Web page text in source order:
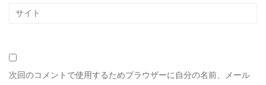
次回のコメントで使用するためブラウザーに自分の名前、メール